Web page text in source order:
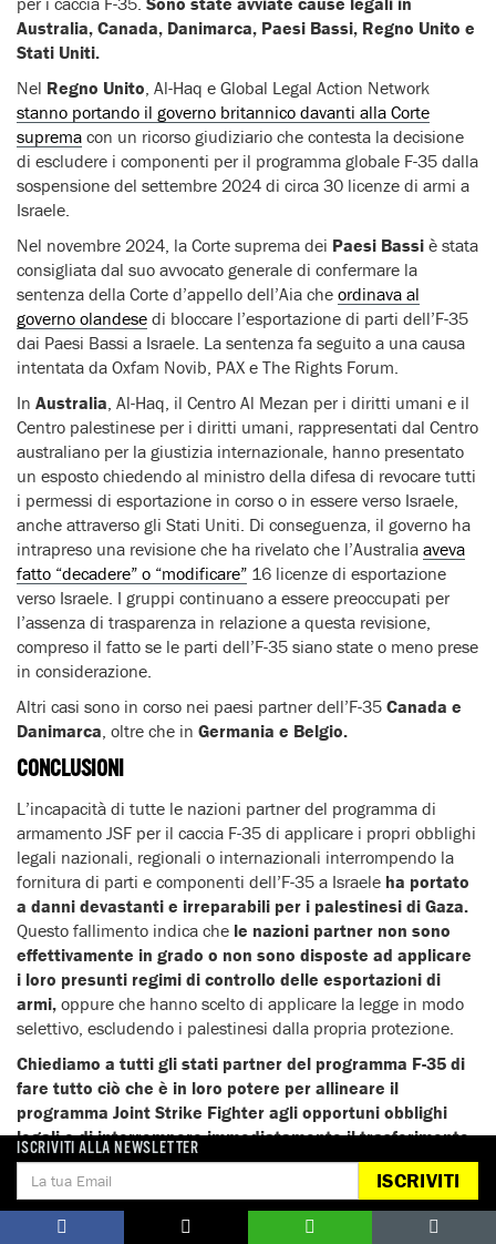
Australia, Canada, Danimarca, Paesi Bassi, Regno Unito e
Stati Uniti.
Nel Regno Unito, Al-Haq e Global Legal Action Network
stanno portando il governo britannico davanti alla Corte
suprema con un ricorso giudiziario che contesta la decisione
di escludere i componenti per il programma globale F-35 dalla
sospensione del settembre 2024 di circa 30 licenze di armi a
Israele.
Nel novembre 2024, la Corte suprema dei Paesi Bassi è stata
consigliata dal suo avvocato generale di confermare la
sentenza della Corte d’appello dell’Aia che ordinava al
governo olandese di bloccare l’esportazione di parti dell’F-35
dai Paesi Bassi a Israele. La sentenza fa seguito a una causa
intentata da Oxfam Novib, PAX e The Rights Forum.
In Australia, Al-Haq, il Centro Al Mezan per i diritti umani e il
Centro palestinese per i diritti umani, rappresentati dal Centro
australiano per la giustizia internazionale, hanno presentato
un esposto chiedendo al ministro della difesa di revocare tutti
i permessi di esportazione in corso o in essere verso Israele,
anche attraverso gli Stati Uniti. Di conseguenza, il governo ha
intrapreso una revisione che ha rivelato che l’Australia aveva
fatto “decadere” o “modificare” 16 licenze di esportazione
verso Israele. I gruppi continuano a essere preoccupati per
l’assenza di trasparenza in relazione a questa revisione,
compreso il fatto se le parti dell’F-35 siano state o meno prese
in considerazione.
Altri casi sono in corso nei paesi partner dell’F-35 Canada e
Danimarca, oltre che in Germania e Belgio.
CONCLUSIONI
L’incapacità di tutte le nazioni partner del programma di
armamento JSF per il caccia F-35 di applicare i propri obblighi
legali nazionali, regionali o internazionali interrompendo la
fornitura di parti e componenti dell’F-35 a Israele ha portato
a danni devastanti e irreparabili per i palestinesi di Gaza.
Questo fallimento indica che le nazioni partner non sono
effettivamente in grado o non sono disposte ad applicare
i loro presunti regimi di controllo delle esportazioni di
armi, oppure che hanno scelto di applicare la legge in modo
selettivo, escludendo i palestinesi dalla propria protezione.
Chiediamo a tutti gli stati partner del programma F-35 di
fare tutto ciò che è in loro potere per allineare il
programma Joint Strike Fighter agli opportuni obblighi
legali e di interrompere immediatamente il trasferimento
diretto e indiretto di parti e componenti di F-35 a Israele.
Lista completa delle organizzazioni firmatarie
ISCRIVITI ALLA NEWSLETTER
ISCRIVITI